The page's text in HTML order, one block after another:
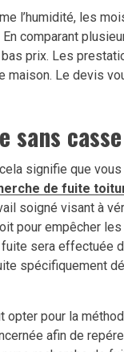
l’humidité, les
comparant
bas prix. Les
maison. Le devis
sans
signifie que
de fuite
soigné visant à
pour empêcher
sera effectuée
spécifiquement
pour la
afin de